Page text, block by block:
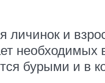
и
необходимых
бурыми и в